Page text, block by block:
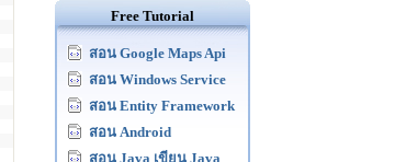
Free Tutorial
สอน Google Maps Api
สอน Windows Service
สอน Entity Framework
สอน Android
สอน Java เขียน Java